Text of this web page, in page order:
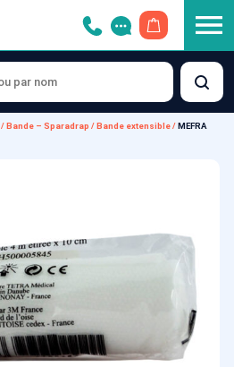
/ Bande – Sparadrap / Bande extensible/ MEFRA